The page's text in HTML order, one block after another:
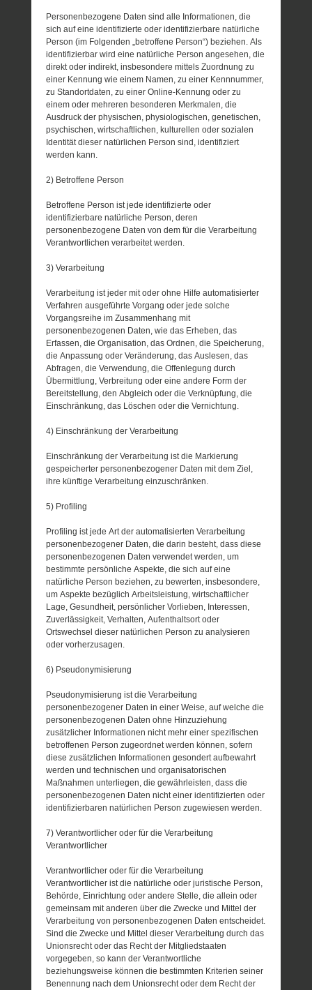
Personenbezogene Daten sind alle Informationen, die
sich auf eine identifizierte oder identifizierbare natürliche
Person (im Folgenden „betroffene Person“) beziehen. Als
identifizierbar wird eine natürliche Person angesehen, die
direkt oder indirekt, insbesondere mittels Zuordnung zu
einer Kennung wie einem Namen, zu einer Kennnummer,
zu Standortdaten, zu einer Online-Kennung oder zu
einem oder mehreren besonderen Merkmalen, die
Ausdruck der physischen, physiologischen, genetischen,
psychischen, wirtschaftlichen, kulturellen oder sozialen
Identität dieser natürlichen Person sind, identifiziert
werden kann.
2) Betroffene Person
Betroffene Person ist jede identifizierte oder
identifizierbare natürliche Person, deren
personenbezogene Daten von dem für die Verarbeitung
Verantwortlichen verarbeitet werden.
3) Verarbeitung
Verarbeitung ist jeder mit oder ohne Hilfe automatisierter
Verfahren ausgeführte Vorgang oder jede solche
Vorgangsreihe im Zusammenhang mit
personenbezogenen Daten, wie das Erheben, das
Erfassen, die Organisation, das Ordnen, die Speicherung,
die Anpassung oder Veränderung, das Auslesen, das
Abfragen, die Verwendung, die Offenlegung durch
Übermittlung, Verbreitung oder eine andere Form der
Bereitstellung, den Abgleich oder die Verknüpfung, die
Einschränkung, das Löschen oder die Vernichtung.
4) Einschränkung der Verarbeitung
Einschränkung der Verarbeitung ist die Markierung
gespeicherter personenbezogener Daten mit dem Ziel,
ihre künftige Verarbeitung einzuschränken.
5) Profiling
Profiling ist jede Art der automatisierten Verarbeitung
personenbezogener Daten, die darin besteht, dass diese
personenbezogenen Daten verwendet werden, um
bestimmte persönliche Aspekte, die sich auf eine
natürliche Person beziehen, zu bewerten, insbesondere,
um Aspekte bezüglich Arbeitsleistung, wirtschaftlicher
Lage, Gesundheit, persönlicher Vorlieben, Interessen,
Zuverlässigkeit, Verhalten, Aufenthaltsort oder
Ortswechsel dieser natürlichen Person zu analysieren
oder vorherzusagen.
6) Pseudonymisierung
Pseudonymisierung ist die Verarbeitung
personenbezogener Daten in einer Weise, auf welche die
personenbezogenen Daten ohne Hinzuziehung
zusätzlicher Informationen nicht mehr einer spezifischen
betroffenen Person zugeordnet werden können, sofern
diese zusätzlichen Informationen gesondert aufbewahrt
werden und technischen und organisatorischen
Maßnahmen unterliegen, die gewährleisten, dass die
personenbezogenen Daten nicht einer identifizierten oder
identifizierbaren natürlichen Person zugewiesen werden.
7) Verantwortlicher oder für die Verarbeitung
Verantwortlicher
Verantwortlicher oder für die Verarbeitung
Verantwortlicher ist die natürliche oder juristische Person,
Behörde, Einrichtung oder andere Stelle, die allein oder
gemeinsam mit anderen über die Zwecke und Mittel der
Verarbeitung von personenbezogenen Daten entscheidet.
Sind die Zwecke und Mittel dieser Verarbeitung durch das
Unionsrecht oder das Recht der Mitgliedstaaten
vorgegeben, so kann der Verantwortliche
beziehungsweise können die bestimmten Kriterien seiner
Benennung nach dem Unionsrecht oder dem Recht der